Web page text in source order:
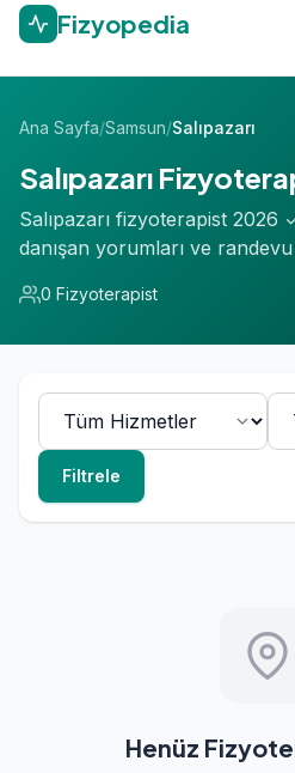
Fizyopedia
Ana Sayfa/Samsun/Salıpazarı
Salıpazarı
Salıpazarı fizyoterapist 2026
danışan yorumları ve randevu
0 Fizyoterapist
Filtrele
Henüz